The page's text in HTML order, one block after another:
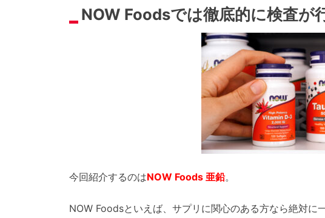
NOW Foodsでは徹底的に検査が
今回紹介するのはNOW Foods 亜鉛。
NOW Foodsといえば、サプリに関心のある方なら絶対に